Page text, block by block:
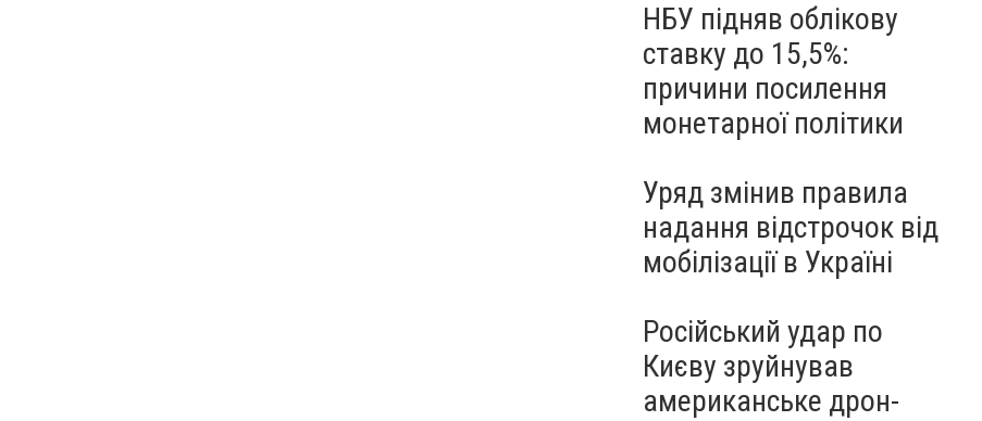
НБУ підняв облікову
ставку до 15,5%:
причини посилення
монетарної політики
Уряд змінив правила
надання відстрочок від
мобілізації в Україні
Російський удар по
Києву зруйнував
американське дрон-